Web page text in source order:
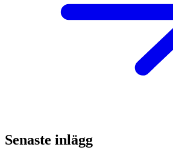
Senaste inlägg